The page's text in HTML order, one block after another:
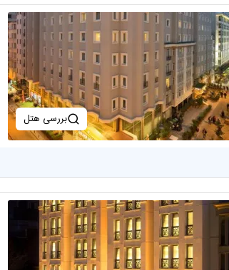
بررسی هتل